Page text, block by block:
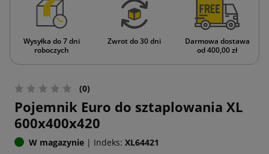
Wysyłka do 7 dni
roboczych
Zwrot do 30 dni
Darmowa dostawa
od 400,00 zł
(0)
Pojemnik Euro do sztaplowania XL
600x400x420
W magazynie | Indeks: XL64421